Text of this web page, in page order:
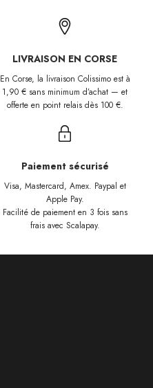
LIVRAISON EN CORSE
En Corse, la livraison Colissimo est à
1,90 € sans minimum d’achat — et
offerte en point relais dès 100 €.
Paiement sécurisé
Visa, Mastercard, Amex. Paypal et
Apple Pay.
Facilité de paiement en 3 fois sans
frais avec Scalapay.